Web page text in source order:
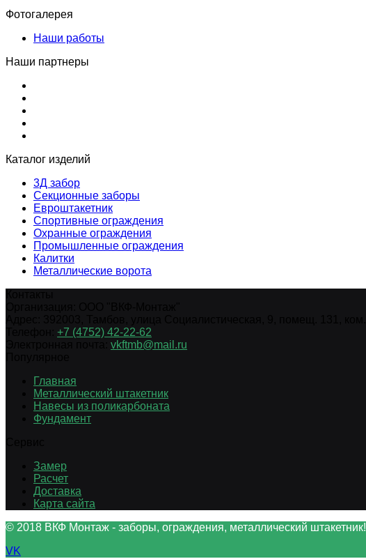
Фотогалерея
Наши работы
Наши партнеры
Каталог изделий
3Д забор
Секционные заборы
Евроштакетник
Спортивные ограждения
Охранные ограждения
Промышленные ограждения
Калитки
Металлические ворота
+7 (4752) 42-22-62
vkftmb@mail.ru
Главная
Металлический штакетник
Навесы из поликарбоната
Фундамент
Замер
Расчет
Доставка
Карта сайта
© 2018 ВКФ Монтаж - заборы, ограждения, металлический штакетник!
VK